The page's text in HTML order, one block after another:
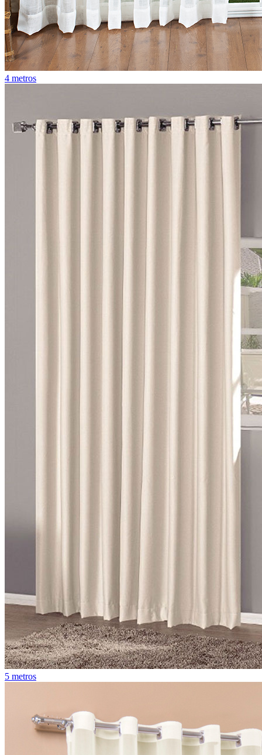
4 metros
5 metros